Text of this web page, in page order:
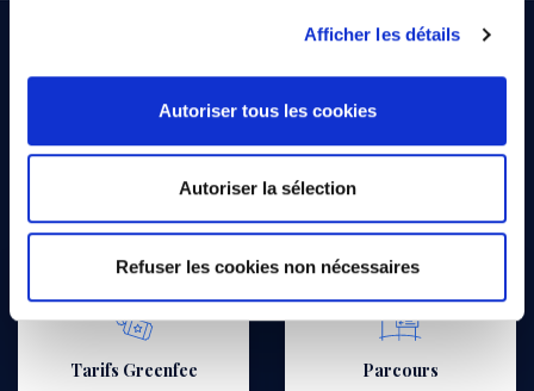
Afficher les détails
Autoriser tous les cookies
Autoriser la sélection
Refuser les cookies non nécessaires
Que cherchez-vous ?
Tarifs Greenfee Parcours